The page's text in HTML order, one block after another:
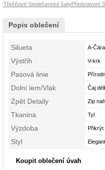
Třešňové Společenské šatyPředstavení
Popis oblečení
Silueta A-Čára
Výstřih V-krk
Pasová linie
Dolní lem/Vlak Čaj
Zpět Detaily Zip
Tkanina Tyl
Výzdoba Přikrýt
Styl
Koupit oblečení úvah